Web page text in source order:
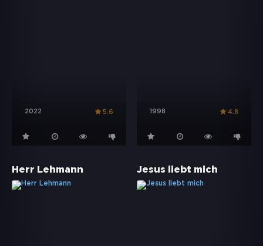
2022 5.6 1998 4.8
Herr Lehmann Jesus liebt mich